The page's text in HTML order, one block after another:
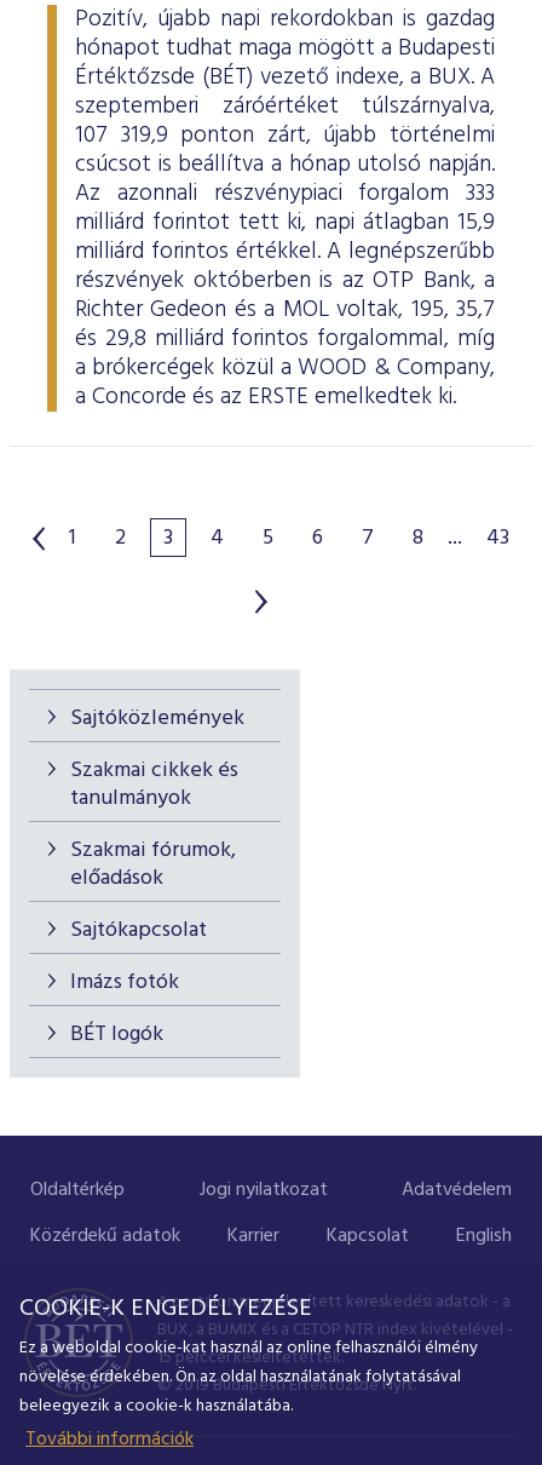
Sajtóközlemények
Szakmai cikkek és
tanulmányok
Szakmai fórumok,
előadások
Sajtókapcsolat
Imázs fotók
BÉT logók
Pozitív, újabb napi rekordokban is gazdag
hónapot tudhat maga mögött a Budapesti
Értéktőzsde (BÉT) vezető indexe, a BUX. A
szeptemberi záróértéket túlszárnyalva,
107 319,9 ponton zárt, újabb történelmi
csúcsot is beállítva a hónap utolsó napján.
Az azonnali részvénypiaci forgalom 333
milliárd forintot tett ki, napi átlagban 15,9
milliárd forintos értékkel. A legnépszerűbb
részvények októberben is az OTP Bank, a
Richter Gedeon és a MOL voltak, 195, 35,7
és 29,8 milliárd forintos forgalommal, míg
a brókercégek közül a WOOD & Company,
a Concorde és az ERSTE emelkedtek ki.
1 2 3 4 5 6 7 8 ... 43
Oldaltérkép Jogi nyilatkozat
Adatvédelem
Közérdekű adatok
Karrier Kapcsolat English
A portálon megjelenített kereskedési adatok - a
BUX, a BUMIX és a CETOP NTR index kivételével -
15 perccel késleltetettek.
© 2019 Budapesti Értéktőzsde Nyrt.
COOKIE-K ENGEDÉLYEZÉSE
Ez a weboldal cookie-kat használ az online felhasználói élmény
növelése érdekében. Ön az oldal használatának folytatásával
beleegyezik a cookie-k használatába.
További információk